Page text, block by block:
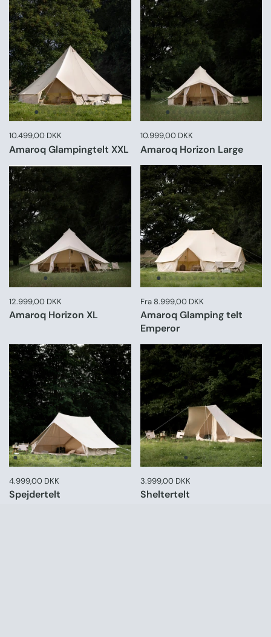
Pris:
10.499,00 DKK
Amaroq Glampingtelt XXL
Pris:
10.999,00 DKK
Amaroq Horizon Large
Pris:
12.999,00 DKK
Amaroq Horizon XL
Pris:
Fra 8.999,00 DKK
Amaroq Glamping telt
Emperor
Pris:
4.999,00 DKK
Spejdertelt
Pris:
3.999,00 DKK
Sheltertelt